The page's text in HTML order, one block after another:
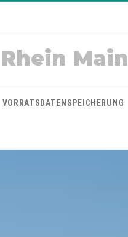
Main
VORRATSDATENSPEICHERUNG